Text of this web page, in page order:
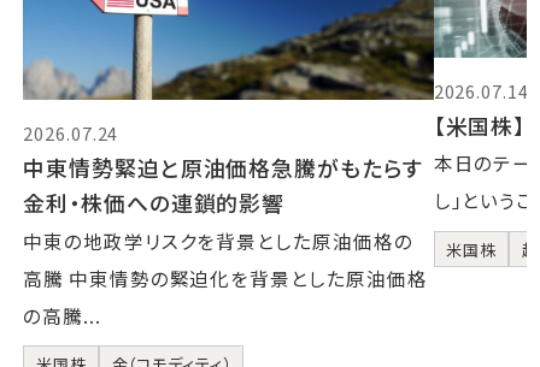
2026.07.24
中東情勢緊迫と原油価格急騰がもたらす
金利・株価への連鎖的影響
中東の地政学リスクを背景とした原油価格の
高騰 中東情勢の緊迫化を背景とした原油価格
の高騰...
2026.07.14
【米国株
本日のテー
し」という
米国株